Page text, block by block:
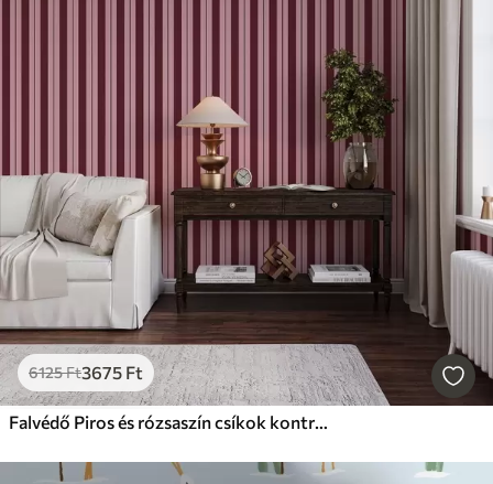
6125Ft3675 Ft
Falvédő Piros és rózsaszín csíkok kontrasztos vonalakkal